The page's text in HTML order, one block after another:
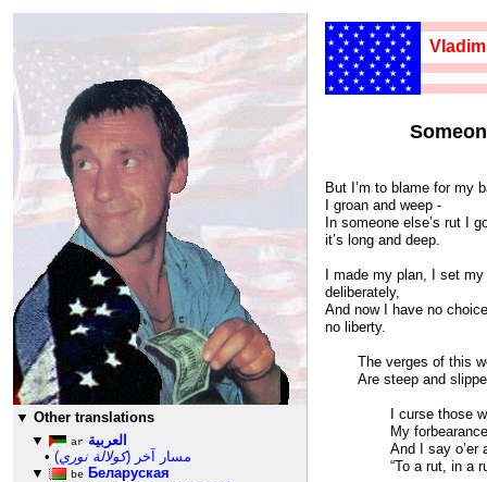
★★★★★★
★★★★★
★★★★★★
★★★★★
★★★★★★
★★★★★
★★★★★★
★★★★★
★★★★★★